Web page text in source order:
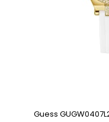
Guess